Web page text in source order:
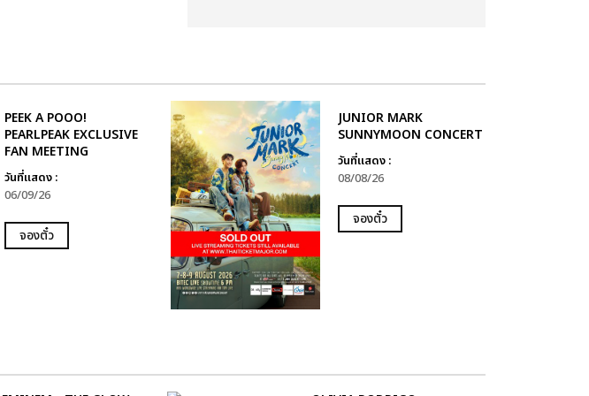
PEEK A POOO!
PEARLPEAK EXCLUSIVE
FAN MEETING
วันที่แสดง :
06/09/26
จองตั๋ว
JUNIOR MARK
SUNNYMOON CONCERT
วันที่แสดง :
08/08/26
จองตั๋ว